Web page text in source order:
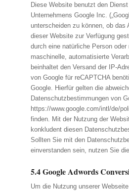
Diese Website benutzt den Dienst
Unternehmens Google Inc.
unterscheiden zu können, ob das
dieser Website zur Verfügung
durch eine natürliche Person
maschinelle, automatisierte
beinhaltet den Versand der IP-
von Google für reCAPTCHA
Google. Hierfür gelten die
Datenschutzbestimmungen von
https://www.google.com/intl/de/
finden. Mit der Nutzung der
konkludent diesen
Sollten Sie mit den
einverstanden sein, nutzen Sie
5.4 Google Adwords
Um die Nutzung unserer